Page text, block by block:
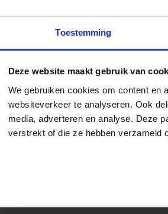
Toestemming
Deze website maakt gebruik van
We gebruiken cookies om content en
websiteverkeer te analyseren. Ook
media, adverteren en analyse. Deze
verstrekt of die ze hebben verzameld
180 graden
Niet dimbaar